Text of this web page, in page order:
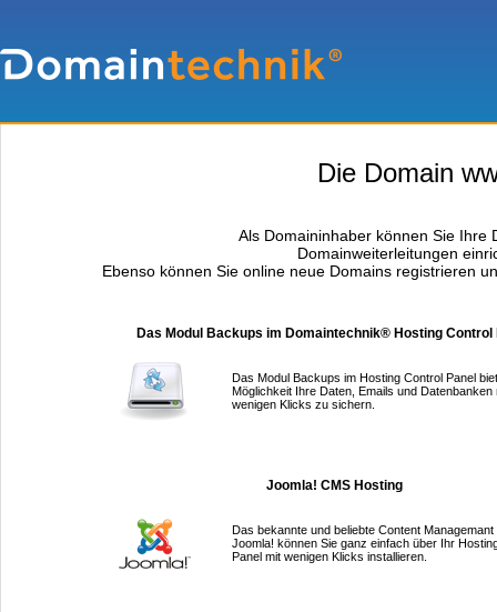
Die Domain
Als Domaininhaber können Sie Ihre
Domainweiterleitungen
Ebenso können Sie online neue Domains registrieren
Das Modul Backups im Domaintechnik® Hosting Control
Das Modul Backups im Hosting Control Panel
Möglichkeit Ihre Daten, Emails und Datenbanken
wenigen Klicks zu sichern.
Joomla! CMS Hosting
Das bekannte und beliebte Content
Joomla! können Sie ganz einfach über Ihr
Panel mit wenigen Klicks installieren.